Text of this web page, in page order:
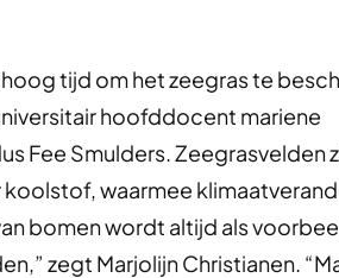
tijd om het zeegras te
hoofddocent mariene
Fee Smulders. Zeegrasvelden
waarmee
bomen wordt altijd als
zegt Marjolijn Christianen.